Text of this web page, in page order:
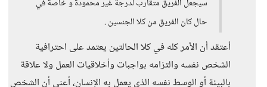
سيجعل الفريق متقارب لدرجة غير محمودة و خاصة في
حال كان الفريق من كلا الجنسين .
أعتقد أن الأمر كله في كلا الحالتين يعتمد على احترافية
الشخص نفسه والتزامه بواجبات وأخلاقيات العمل ولا علاقة
بالبيئة أو الوسط نفسه الذي يعمل به الإنسان، أعني أن الشخص